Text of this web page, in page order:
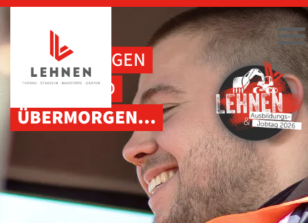
HEUTE
AZUBI, MORGEN
POLIER UND
ÜBERMORGEN…